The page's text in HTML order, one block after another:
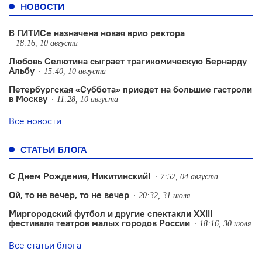
НОВОСТИ
В ГИТИСе назначена новая врио ректора
18:16, 10 августа
Любовь Селютина сыграет трагикомическую Бернарду
Альбу
15:40, 10 августа
Петербургская «Суббота» приедет на большие гастроли
в Москву
11:28, 10 августа
Все новости
СТАТЬИ БЛОГА
С Днем Рождения, Никитинский! 7:52, 04 августа
Ой, то не вечер, то не вечер 20:32, 31 июля
Миргородский футбол и другие спектакли XXIII
фестиваля театров малых городов России
18:16, 30 июля
Все статьи блога